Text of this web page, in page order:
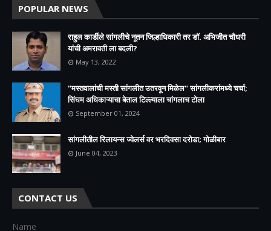
POPULAR NEWS
राहुल कार्डीले सांगलीचे नूतन जिल्हाधिकारी तर डॉ. अभिजीत चौधरी
यांची अमरावती ला बदली?
May 13, 2022
"मस्तवालांची मस्ती सांगलीत उतरवून मिळेल" सांगलीकरांमध्ये चर्चा;
सिंघम अधिकाऱ्याचा बेताल टिल्ल्याला चांगलाच टोला
September 01, 2024
सांगलीतील रिलायन्स ज्वेलर्स वर भरदिवसा दरोडा; गोळीबार
June 04, 2023
CONTACT US
Name